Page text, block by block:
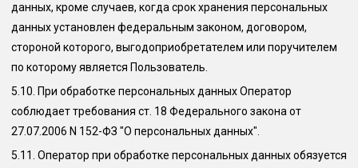
данных, кроме случаев, когда срок хранения персональных
данных установлен федеральным законом, договором,
стороной которого, выгодоприобретателем или поручителем
по которому является Пользователь.
5.10. При обработке персональных данных Оператор
соблюдает требования ст. 18 Федерального закона от
27.07.2006 N 152-ФЗ "О персональных данных".
5.11. Оператор при обработке персональных данных обязуется